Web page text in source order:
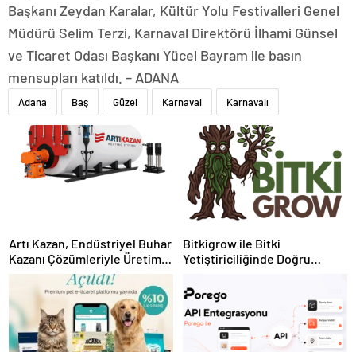
Başkanı Zeydan Karalar, Kültür Yolu Festivalleri Genel
Müdürü Selim Terzi, Karnaval Direktörü İlhami Günsel
ve Ticaret Odası Başkanı Yücel Bayram ile basın
mensupları katıldı. – ADANA
Adana Baş Güzel Karnaval Karnavalı
Artı Kazan, Endüstriyel Buhar
Kazanı Çözümleriyle Üretim
Tesislerine Verimli Sistemler
Sunuyor
Bitkigrow ile Bitki
Yetiştiriciliğinde Doğru